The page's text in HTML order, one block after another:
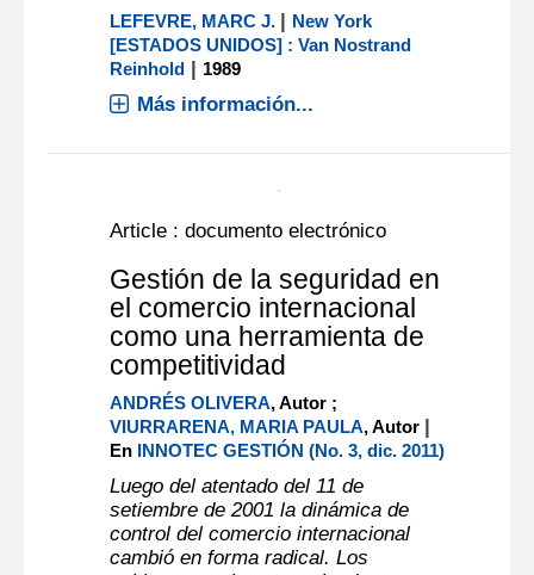
LEFEVRE, MARC J. | New York
[ESTADOS UNIDOS] : Van Nostrand
Reinhold | 1989
Más información...
Article : documento electrónico
Gestión de la seguridad en
el comercio internacional
como una herramienta de
competitividad
ANDRÉS OLIVERA, Autor ;
VIURRARENA, MARIA PAULA
, Autor
INNOTEC GESTIÓN (No. 3, dic. 2011)